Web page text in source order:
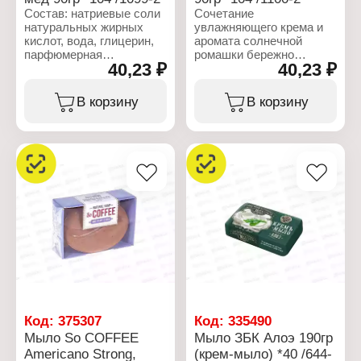
Вес: 90 г
Состав: натриевые соли
натуральных жирных
кислот, вода, глицерин,
парфюмерная
композиция (в т.ч.
метилпропиональ,
цитронеллол, лимонен,
пластификатор, крем
косметический с маслом
зародышей пшеницы,
экстракт масла оливы,
хлорид натрия,
фосфонат, CI 77891, CI
19140, CI 74160.
Характеристики:
Вариация: Крем - мыло
Назначение: туалетное
Линейка: Лесная
Полянка
40,23 ₽
В корзину
Сочетание
увлажняющего крема и
аромата солнечной
ромашки бережно
очистит кожу, придаст
ощущение свежести и
комфорта.
Cosmetics
Бренд: Лесная Полянка
Тип товара: Туалетное
Вариация: Ромашка
Форма выпуска: крем-
мыло
Вес: 90гр
Эффект средства:
40,23 ₽
В корзину
Код: 375307
Мыло So COFFEE
Americano Strong,
Код:335490
Мыло ЗБК Алоэ 190гр
(крем-мыло) *40 /644-